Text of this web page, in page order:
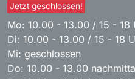
Jetzt geschlossen!
Mo: 10.00 - 13.00 / 15 - 18
Di: 10.00 - 13.00 / 15 - 18
Mi: geschlossen
Do: 10.00 - 13.00